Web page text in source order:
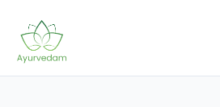
content